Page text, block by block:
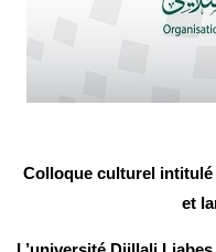
Colloque culturel
et